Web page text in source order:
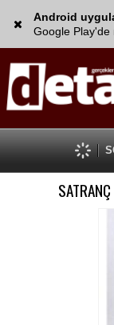
Android
Google Play'de